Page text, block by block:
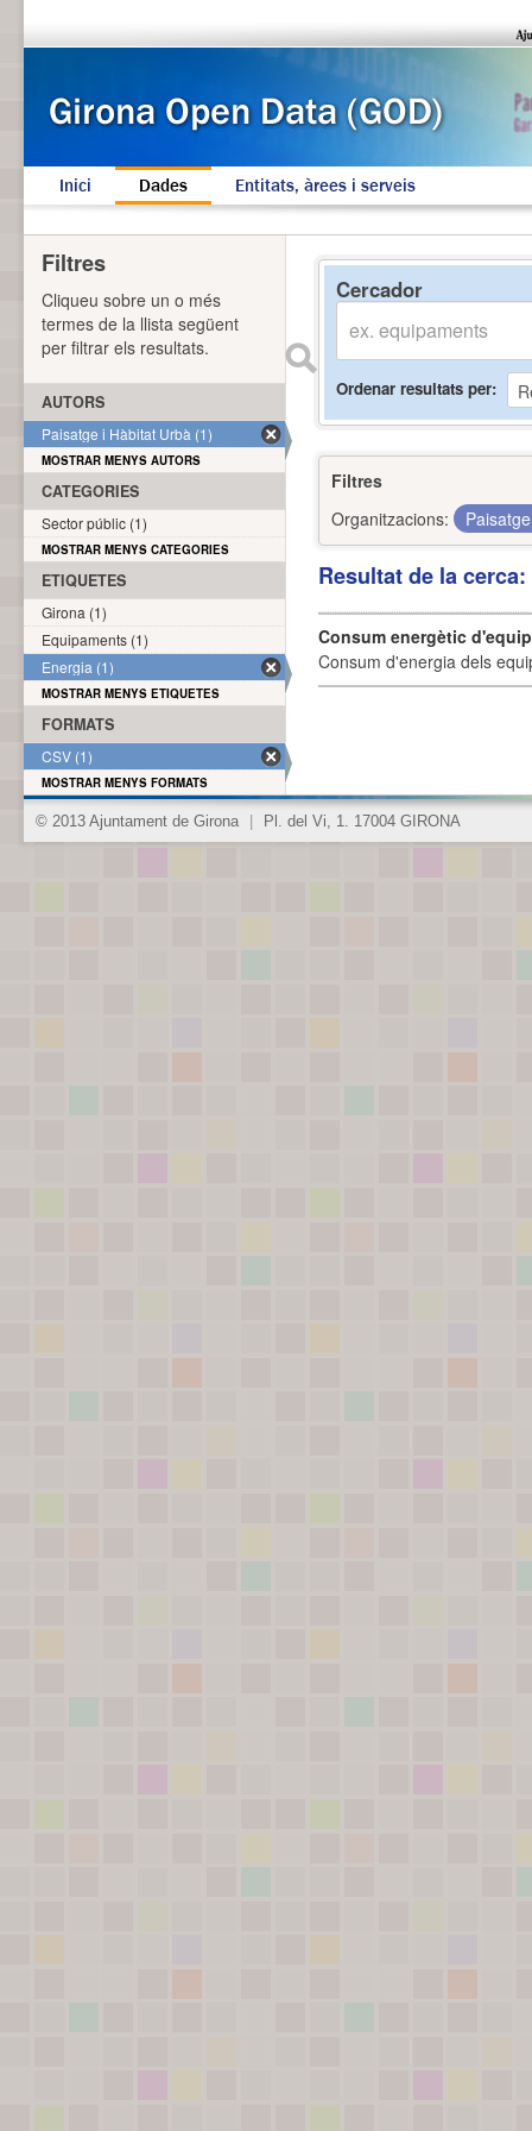
Inici Dades Entitats, àrees i serveis
Cercador
Ordenar resultats per
Filtres
Organitzacions:
Resultat de la
Consum energètic
Consum d'energia dels
Filtres
Cliqueu sobre un o més
termes de la llista següent
per filtrar els resultats.
AUTORS
Paisatge i Hàbitat Urbà (1)
MOSTRAR MENYS AUTORS
CATEGORIES
Sector públic (1)
MOSTRAR MENYS CATEGORIES
ETIQUETES
Girona (1)
Equipaments (1)
Energia (1)
MOSTRAR MENYS ETIQUETES
FORMATS
CSV (1)
MOSTRAR MENYS FORMATS
© 2013 Ajuntament de Girona Pl. del Vi, 1. 17004 GIRONA